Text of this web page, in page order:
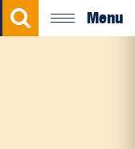
Menu